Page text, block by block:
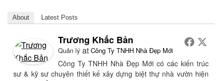
About Latest Posts
Trương Khắc Bản
Quản lý at Công Ty TNHH Nhà Đẹp Mới
Công Ty TNHH Nhà Đẹp Mới có các kiến trúc
sư & kỹ sư chuyên thiết kế xây dựng biệt thự nhà vườn hiện